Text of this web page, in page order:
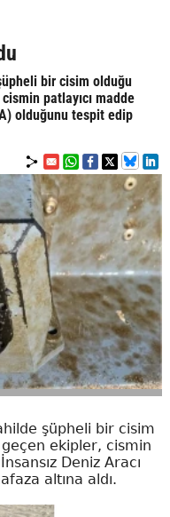
bir cisim olduğu
patlayıcı madde
olduğunu tespit edip
şüpheli bir cisim
ekipler, cismin
Deniz Aracı
altına aldı.